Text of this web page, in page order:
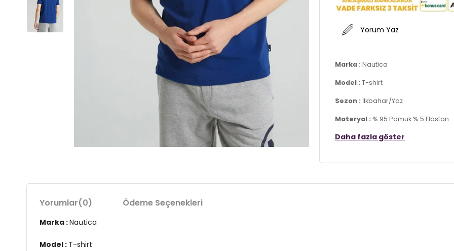
Yorum Yaz
Marka : Nautica
Model : T-shirt
Sezon : İlkbahar/Yaz
Materyal : % 95 Pamuk % 5 Elastan
Yaka Bilgisi :Bisiklet Yaka
Daha fazla göster
Yorumlar(0) Ödeme Seçenekleri
Marka :Nautica
Model : T-shirt